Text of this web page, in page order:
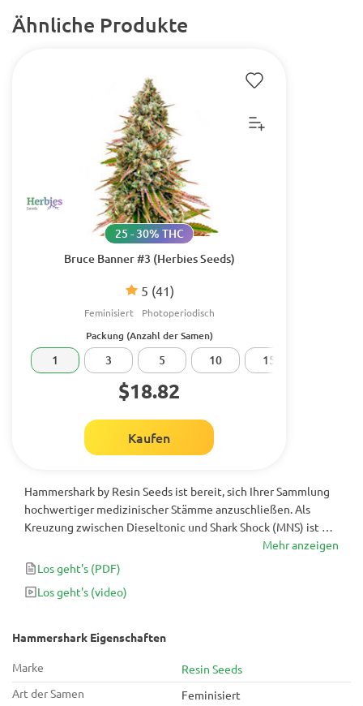
Ähnliche Produkte
Bruce Banner #3 (Herbies Seeds)
5 (41)
25 - 30% THC
Feminisiert Photoperiodisch
Packung (Anzahl der Samen)
1 3 5 10 15
$18.82
Kaufen
Hammershark by Resin Seeds ist bereit, sich Ihrer Sammlung
hochwertiger medizinischer Stämme anzuschließen. Als
Kreuzung zwischen Dieseltonic und Shark Shock (MNS) ist es
eine einzigartige Cannabis-Sorte, die große Mengen an Harz,
hohen CBD-Gehalt und hohe Erträge kombiniert - alles
Vorteile in einem.
Mehr anzeigen
Los geht's (PDF)
Los geht's (video)
Hammershark Eigenschaften
Marke
Resin Seeds
Art der Samen
Feminisiert